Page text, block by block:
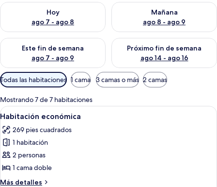
Hoy
ago 7 - ago 8
Consulta la disponibilidad para hoy ago 7 - ago 8
Mañana
ago 8 - ago 9
Consulta la disponibilidad
Este fin de semana
ago 7 - ago 9
Consulta la disponibilidad para este fin de semana ago 7 -
Próximo fin de semana
ago 14 - ago 16
Consulta la disponibilidad
Filtros
disponibles
para
las
habitaciones
Todas las habitaciones 1 cama 3 camas o más 2 camas
Mostrando 7 de 7 habitaciones
Abrir
todas
las
fotos
de
Habitación
económica
Un dormitorio con cama, sofá,
11
Habitación económica
269 pies cuadrados
1 habitación
2 personas
1 cama doble
Más detalles
Más